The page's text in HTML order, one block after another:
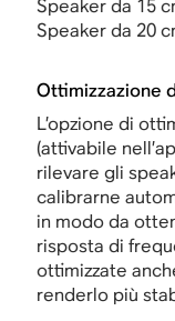
Speaker da 15
Speaker da 20
Ottimizzazione
L’opzione di
(attivabile
rilevare gli
calibrarne
in modo da
risposta di
ottimizzate
renderlo più